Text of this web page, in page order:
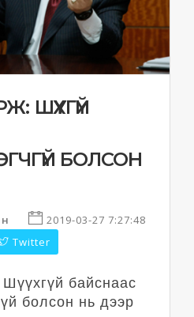
ШҮҮХГҮЙ
БОЛСОН
2019-03-27 7:27:48
Twitter
байснаас
болсон нь дээр